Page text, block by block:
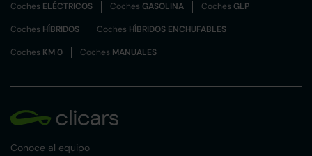
Coches ELÉCTRICOS CochesGASOLINA CochesGLP
Coches HÍBRIDOS Coches HÍBRIDOS ENCHUFABLES
Coches KM 0 Coches MANUALES
Conoce al equipo